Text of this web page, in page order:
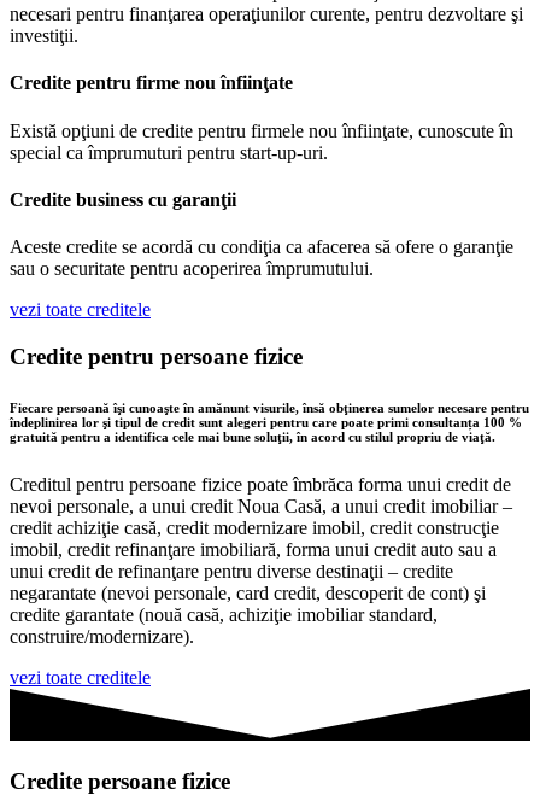
necesari pentru finanţarea operaţiunilor curente, pentru dezvoltare şi
investiţii.
Credite pentru firme nou înfiinţate
Există opţiuni de credite pentru firmele nou înfiinţate, cunoscute în
special ca împrumuturi pentru start-up-uri.
Credite business cu garanţii
Aceste credite se acordă cu condiţia ca afacerea să ofere o garanţie
sau o securitate pentru acoperirea împrumutului.
vezi toate creditele
Credite pentru persoane fizice
Fiecare persoană îşi cunoaşte în amănunt visurile, însă obţinerea sumelor necesare pentru
îndeplinirea lor şi tipul de credit sunt alegeri pentru care poate primi consultanța 100 %
gratuită pentru a identifica cele mai bune soluţii, în acord cu stilul propriu de viaţă.
Creditul pentru persoane fizice poate îmbrăca forma unui credit de
nevoi personale, a unui credit Noua Casă, a unui credit imobiliar –
credit achiziţie casă, credit modernizare imobil, credit construcţie
imobil, credit refinanţare imobiliară, forma unui credit auto sau a
unui credit de refinanţare pentru diverse destinaţii – credite
negarantate (nevoi personale, card credit, descoperit de cont) şi
credite garantate (nouă casă, achiziţie imobiliar standard,
construire/modernizare).
vezi toate creditele
Credite persoane fizice